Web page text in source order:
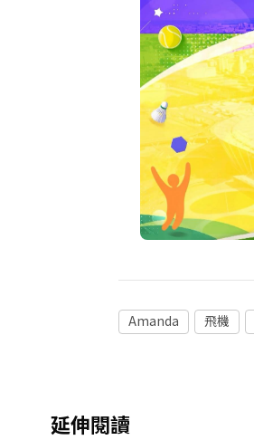
Amanda 飛機
延伸閱讀